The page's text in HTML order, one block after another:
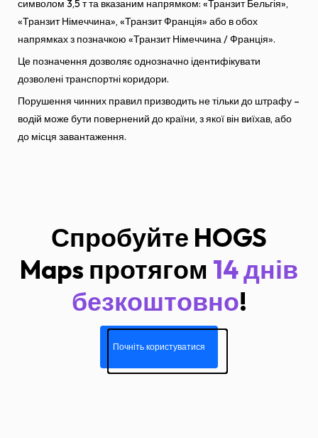
символом 3,5 т та вказаним напрямком: «Транзит Бельгія»,
«Транзит Німеччина», «Транзит Франція» або в обох
напрямках з позначкою «Транзит Німеччина / Франція».
Це позначення дозволяє однозначно ідентифікувати
дозволені транспортні коридори.
Порушення чинних правил призводить не тільки до штрафу –
водій може бути повернений до країни, з якої він виїхав, або
до місця завантаження.
Спробуйте HOGS
Maps протягом 14 днів
безкоштовно!
Почніть користуватися